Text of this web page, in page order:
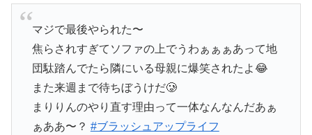
マジで最後やられた〜
焦らされすぎてソファの上でうわぁぁぁあって地
団駄踏んでたら隣にいる母親に爆笑されたよ😂
また来週まで待ちぼうけだ🥲
まりりんのやり直す理由って一体なんなんだあぁ
ぁああ〜？ #ブラッシュアップライフ